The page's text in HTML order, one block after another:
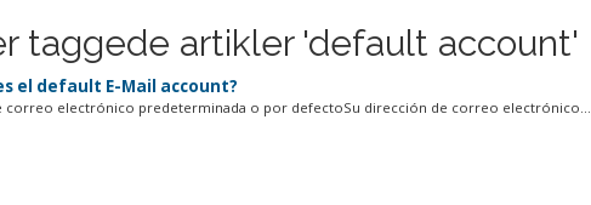
taggede artikler 'default account'
el default E-Mail account?
correo electrónico predeterminada o por defectoSu dirección de correo electrónico...